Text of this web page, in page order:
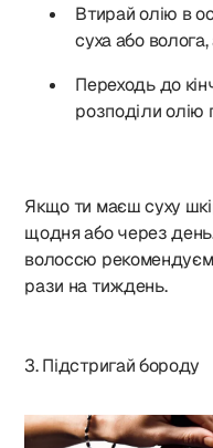
Втирай олію в
суха або
Переходь до
розподіли олію
Якщо ти маєш суху
щодня або через
волоссю
рази на тиждень.
3. Підстригай бороду